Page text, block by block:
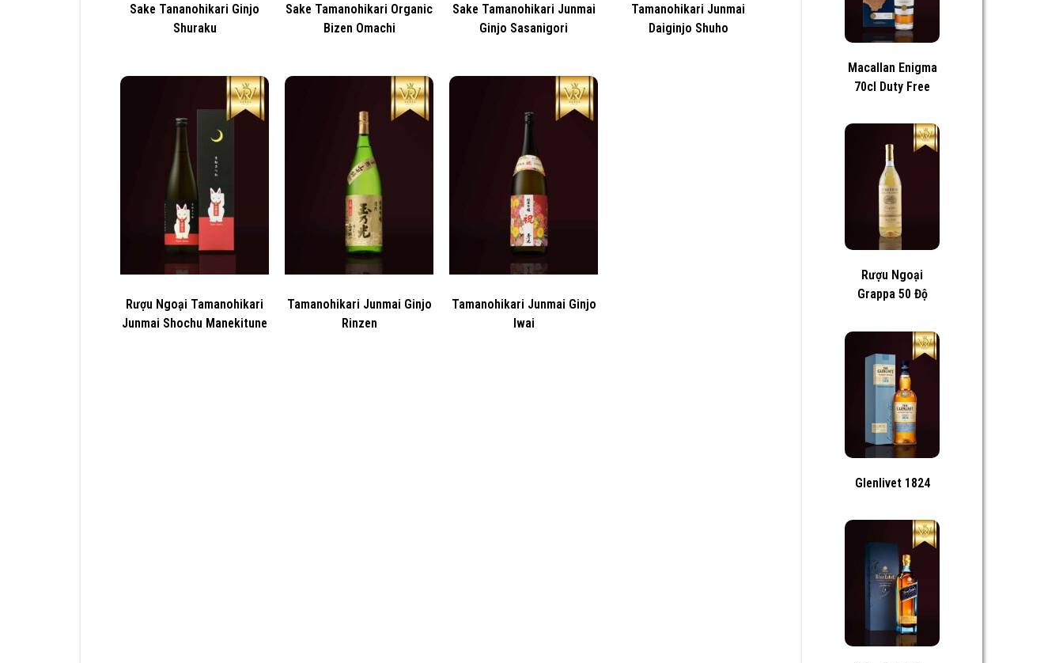
Sake Tananohikari Ginjo
Shuraku
Sake Tamanohikari Organic
Bizen Omachi
Sake Tamanohikari Junmai
Ginjo Sasanigori
Tamanohikari Junmai
Daiginjo Shuho
Rượu Ngoại Tamanohikari
Junmai Shochu Manekitune
Tamanohikari Junmai Ginjo
Rinzen
Tamanohikari Junmai Ginjo
Iwai
Macallan Enigma
70cl Duty Free
Rượu Ngoại
Grappa 50 Độ
Glenlivet 1824